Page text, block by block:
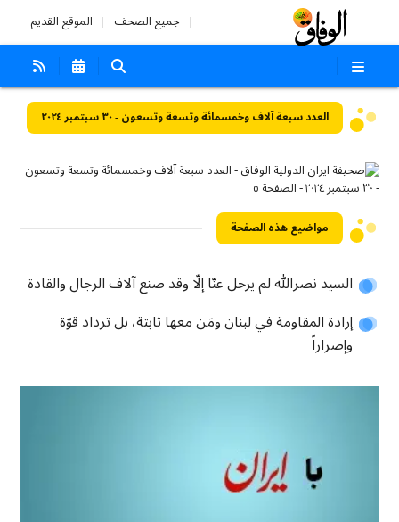
جميع الصحف الموقع القديم
العدد سبعة آلاف وخمسمائة وتسعة وتسعون - ٣٠ سبتمبر ٢٠٢٤
مواضيع هذه الصفحة
السيد نصرالله لم يرحل عنّا إلّا وقد صنع آلاف الرجال والقادة
إرادة المقاومة في لبنان ومَن معها ثابتة، بل تزداد قوّة
وإصراراً